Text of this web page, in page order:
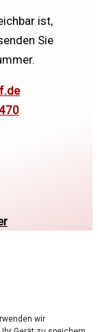
wir
ist,
Sie